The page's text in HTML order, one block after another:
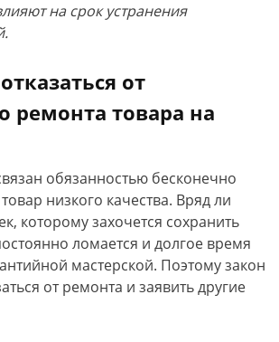
на срок устранения
от
ремонта товара на
обязанностью бесконечно
низкого качества. Вряд ли
которому захочется сохранить
ломается и долгое время
мастерской. Поэтому закон
от ремонта и заявить другие